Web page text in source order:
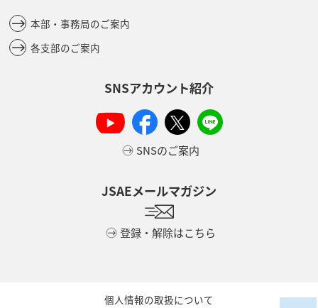
本部・事務局のご案内
各支部のご案内
SNSアカウント紹介
SNSのご案内
JSAEメールマガジン
登録・解除はこちら
個人情報の取扱について